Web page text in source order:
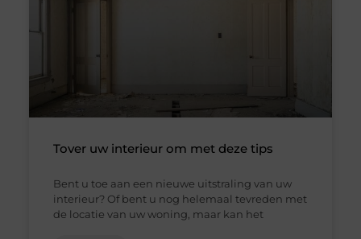
Tover uw interieur om met deze tips
Bent u toe aan een nieuwe uitstraling van uw
interieur? Of bent u nog helemaal tevreden met
de locatie van uw woning, maar kan het